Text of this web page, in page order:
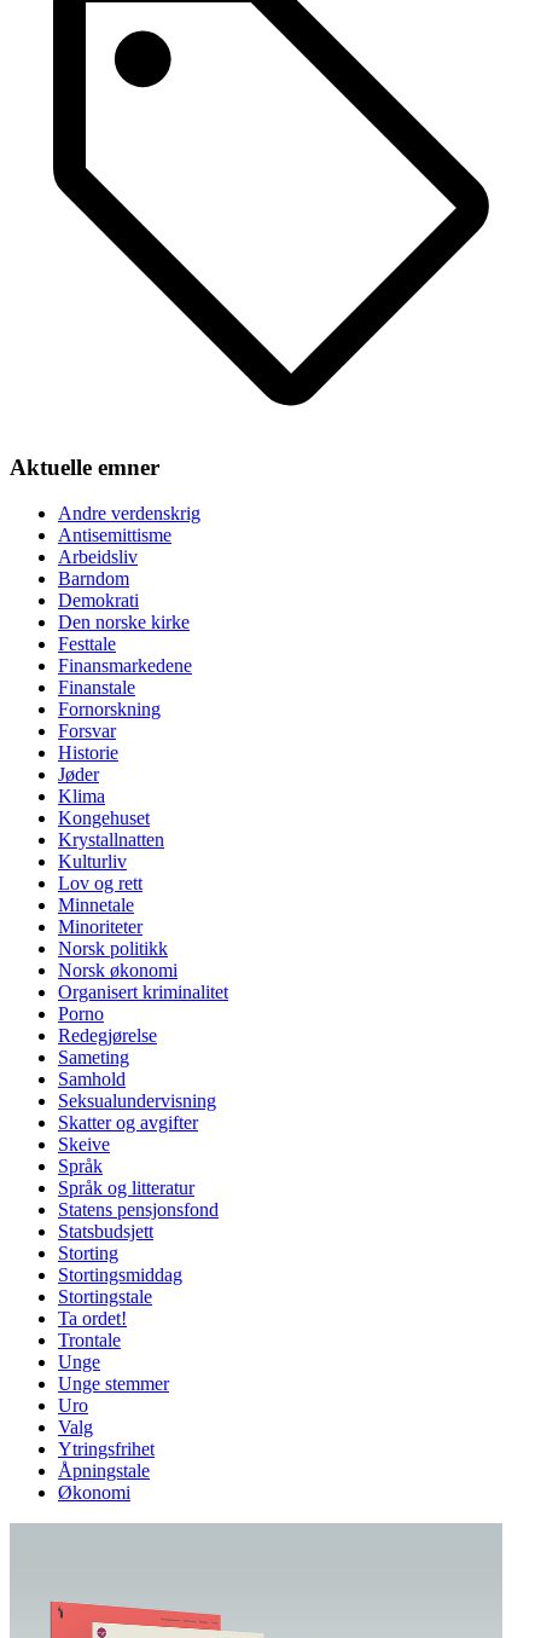
Aktuelle emner
Andre verdenskrig
Antisemittisme
Arbeidsliv
Barndom
Demokrati
Den norske kirke
Festtale
Finansmarkedene
Finanstale
Fornorskning
Forsvar
Historie
Jøder
Klima
Kongehuset
Krystallnatten
Kulturliv
Lov og rett
Minnetale
Minoriteter
Norsk politikk
Norsk økonomi
Organisert kriminalitet
Porno
Redegjørelse
Sameting
Samhold
Seksualundervisning
Skatter og avgifter
Skeive
Språk
Språk og litteratur
Statens pensjonsfond
Statsbudsjett
Storting
Stortingsmiddag
Stortingstale
Ta ordet!
Trontale
Unge
Unge stemmer
Uro
Valg
Ytringsfrihet
Åpningstale
Økonomi